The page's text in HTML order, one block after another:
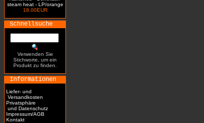
steam heat - LP/orange
18.00EUR
Schnellsuche
Verwenden Sie
Stichworte, um ein
Produkt zu finden.
Informationen
Liefer- und
Versandkosten
Privatsphäre
und Datenschutz
Impressum/AGB
Kontakt